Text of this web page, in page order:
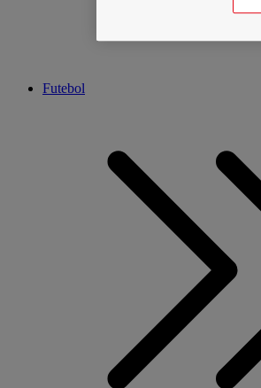
Futebol